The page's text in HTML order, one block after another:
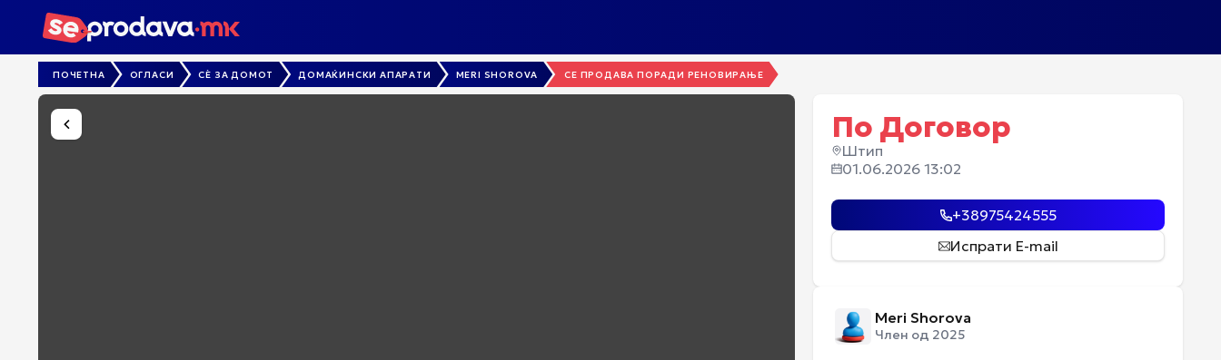
ПОЧЕТНА ОГЛАСИ СЀ ЗА ДОМОТ ДОМАЌИНСКИ АПАРАТИ MERI SHOROVA СЕ ПРОДАВА ПОРАДИ РЕНОВИРАЊЕ
По Договор
Штип
01.06.2026 13:02
+38975424555
Испрати E-mail
Meri Shorova
Член од 2025